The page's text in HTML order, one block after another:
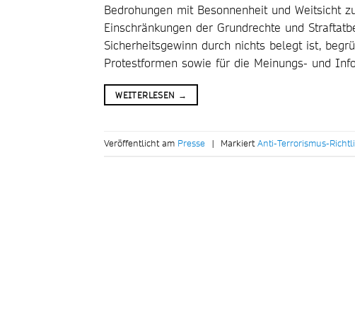
Bedrohungen mit Besonnenheit und Weitsicht
Einschränkungen der Grundrechte und
Sicherheitsgewinn durch nichts belegt ist,
Protestformen sowie für die Meinungs- und
WEITERLESEN →
Veröffentlicht am Presse | MarkiertAnti-Terrorismus-